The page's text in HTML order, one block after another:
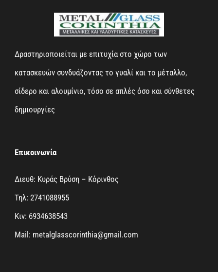
Δραστηριοποιείται με επιτυχία στο χώρο των
κατασκευών συνδυάζοντας το γυαλί και το μέταλλο,
σίδερο και αλουμίνιο, τόσο σε απλές όσο και σύνθετες
δημιουργίες
Επικοινωνία
Διευθ: Κυράς Βρύση – Κόρινθος
Τηλ: 2741088955
Κιν: 6934638543
Mail: metalglasscorinthia@gmail.com